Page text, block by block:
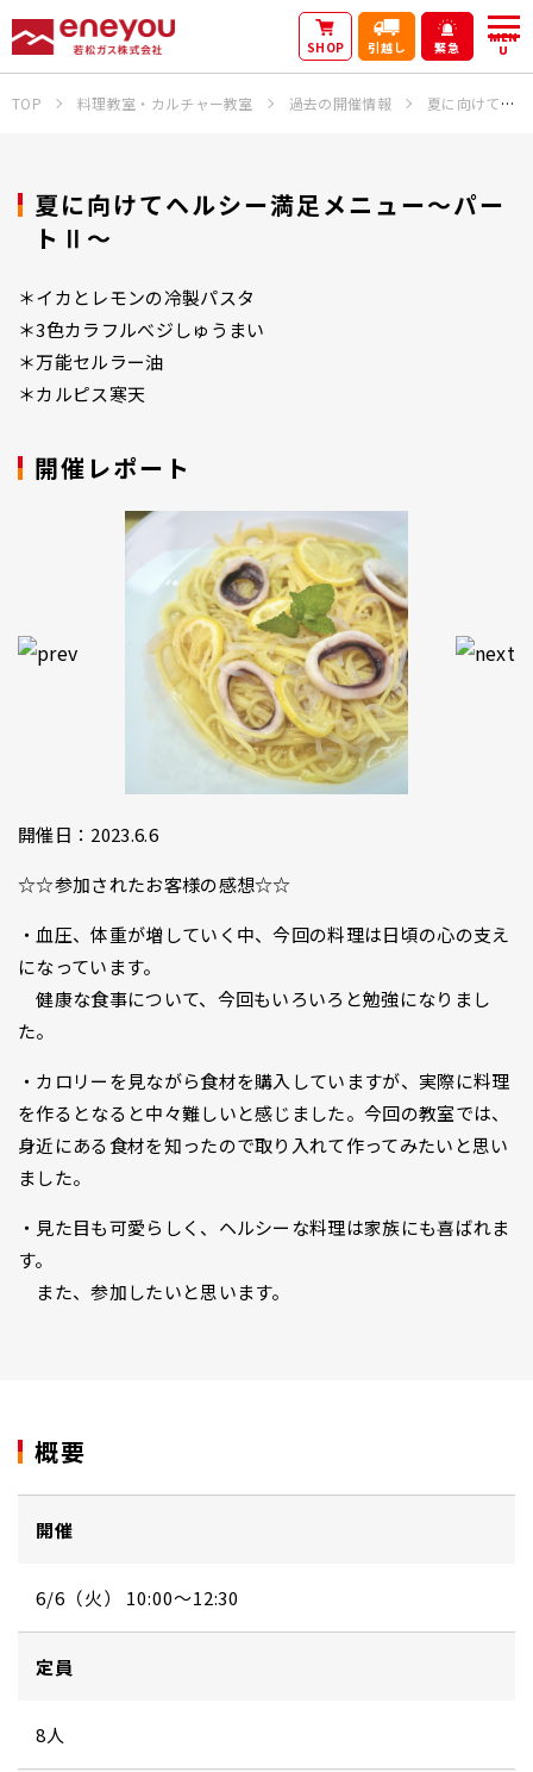
SHOP 引越し 緊急
MEN
U
TOP 料理教室・カルチャー教室 過去の開催情報 夏に向けてヘルシー満足メニュー～パートⅡ～
夏に向けてヘルシー満足メニュー～パー
トⅡ～
＊イカとレモンの冷製パスタ
＊3色カラフルべジしゅうまい
＊万能セルラー油
＊カルピス寒天
開催レポート
開催日：2023.6.6
☆☆参加されたお客様の感想☆☆
・血圧、体重が増していく中、今回の料理は日頃の心の支え
になっています。
健康な食事について、今回もいろいろと勉強になりまし
た。
・カロリーを見ながら食材を購入していますが、実際に料理
を作るとなると中々難しいと感じました。今回の教室では、
身近にある食材を知ったので取り入れて作ってみたいと思い
ました。
・見た目も可愛らしく、ヘルシーな料理は家族にも喜ばれま
す。
また、参加したいと思います。
概要
開催
6/6（火） 10:00～12:30
定員
8人